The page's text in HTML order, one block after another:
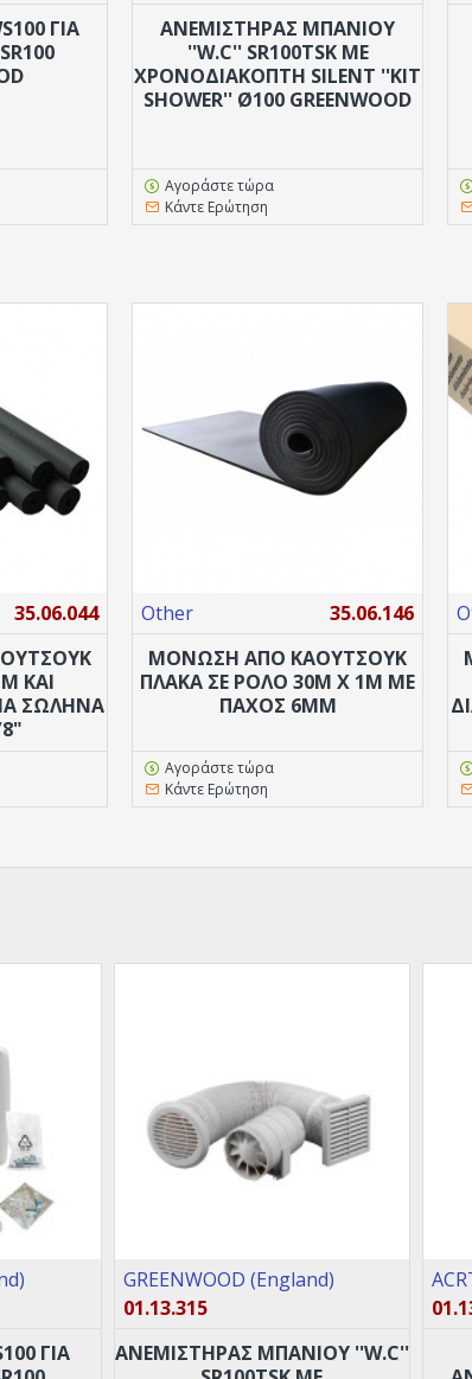
ΓΙΑ
ANEMΙΣΤΗΡΑΣ ΜΠΑΝΙΟΥ
''W.C'' SR100TSK ΜΕ
ΧΡΟΝΟΔΙΑΚΟΠΤΗ SILENT ''ΚΙΤ
SHOWER'' Ø100 GREENWOOD
Αγοράστε τώρα
Κάντε Ερώτηση
35.06.044
ΚΑΙ
ΣΩΛΉΝΑ
Other
35.06.146
ΜΌΝΩΣΗ ΑΠΟ ΚΑΟΥΤΣΟΎΚ
ΠΛΆΚΑ ΣΕ ΡΟΛΌ 30M X 1M ΜΕ
ΠΆΧΟΣ 6MM
Αγοράστε τώρα
Κάντε Ερώτηση
ΓΙΑ
GREENWOOD (England)
01.13.315
ANEMΙΣΤΗΡΑΣ ΜΠΑΝΙΟΥ ''W.C''